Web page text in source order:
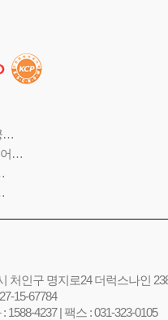
…
어…
처인구 명지로24 더럭스나인
15-67784
1588-4237 | 팩스 : 031-323-0105